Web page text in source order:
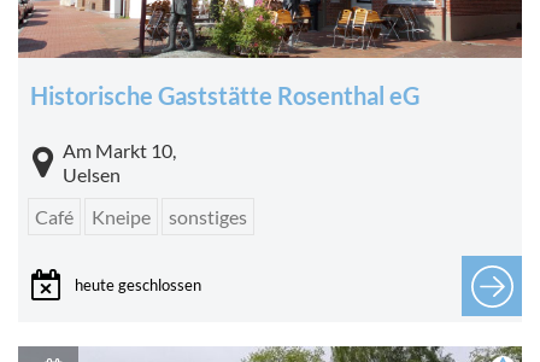
Historische Gaststätte Rosenthal eG
Am Markt 10,
Uelsen
Café
Kneipe sonstiges
heute geschlossen